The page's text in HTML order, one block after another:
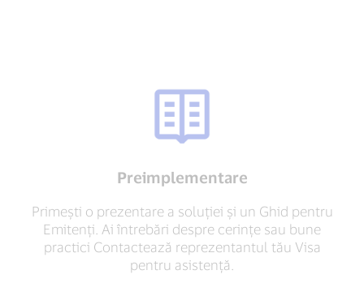
Preimplementare
Primești o prezentare a soluției și un Ghid pentru
Emitenți. Ai întrebări despre cerințe sau bune
practici Contactează reprezentantul tău Visa
pentru asistență.